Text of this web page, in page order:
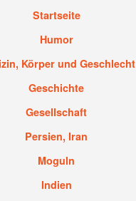
Startseite
Humor
Körper und Geschlecht
Geschichte
Gesellschaft
Persien, Iran
Moguln
Indien